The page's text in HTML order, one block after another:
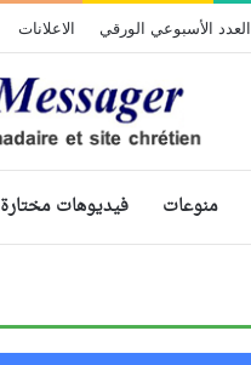
العدد الأسبوعي الورقي الاعلانات
منوعات فيديوهات مختارة